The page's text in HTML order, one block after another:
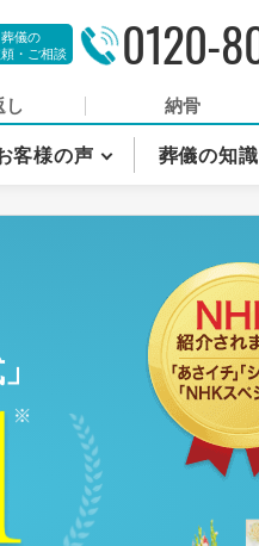
葬儀の
・ご相談
0120-
し 納骨
客様の声 葬儀の知識